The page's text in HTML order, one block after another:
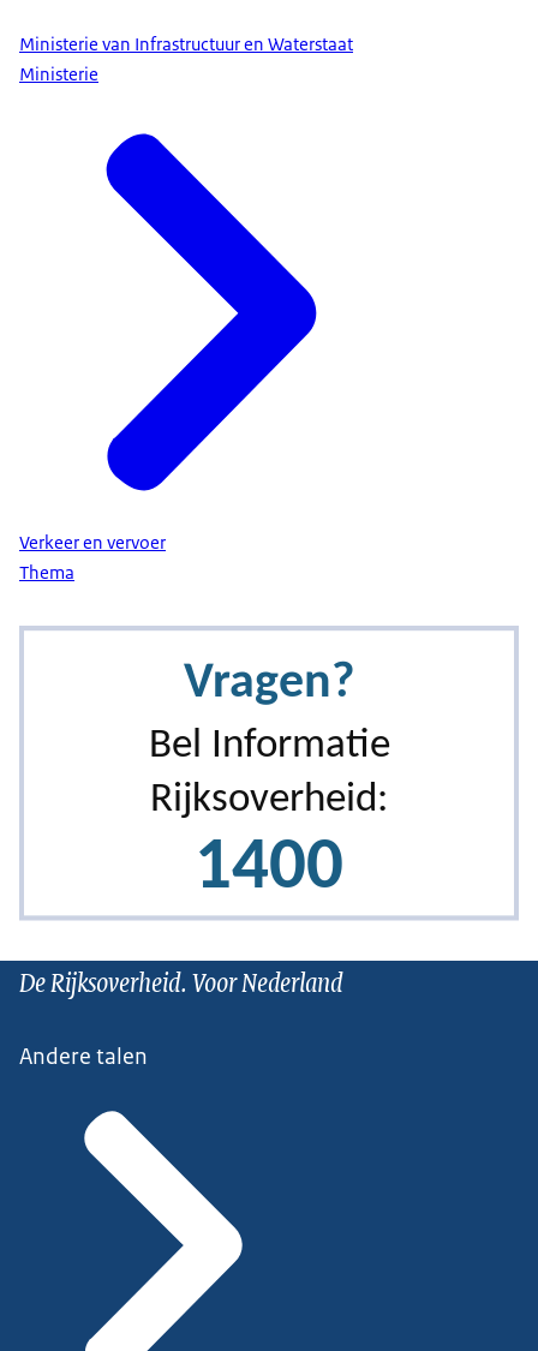
Ministerie van Infrastructuur en Waterstaat
Ministerie
Verkeer en vervoer
Thema
De Rijksoverheid. Voor Nederland
Andere talen